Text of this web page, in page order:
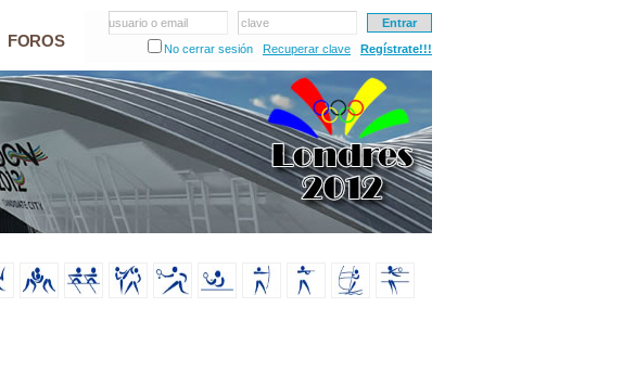
FOROS
usuario o email
clave
No cerrar sesión
Recuperar clave Regístrate!!!